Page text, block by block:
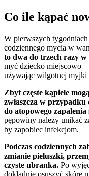
Co ile kąpać
W pierwszych
codziennego mycia w
to dwa do trzech razy
myć dziecko miejscowo
używając wilgotnej myjki
Zbyt częste kąpiele
zwłaszcza w
do atopowego
pępowiny należy unikać
by zapobiec infekcjom.
Podczas codziennych
zmianie pieluszki,
czyste ubranka. Po
dokładnie osuszyć skórę